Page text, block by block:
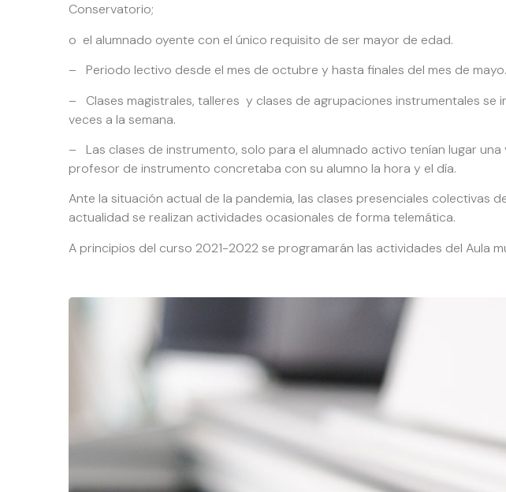
Conservatorio;
o el alumnado oyente con el único requisito de ser mayor de edad.
– Periodo lectivo desde el mes de octubre y hasta finales del mes de mayo.
– Clases magistrales, talleres y clases de agrupaciones instrumentales
veces a la semana.
– Las clases de instrumento, solo para el alumnado activo tenían lugar
profesor de instrumento concretaba con su alumno la hora y el día.
Ante la situación actual de la pandemia, las clases presenciales colectivas
actualidad se realizan actividades ocasionales de forma telemática.
A principios del curso 2021-2022 se programarán las actividades del Aula